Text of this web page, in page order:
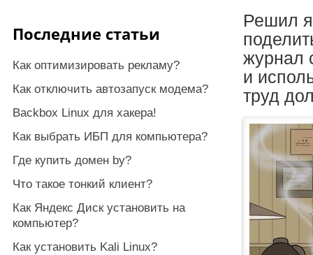
Решил я
журнал
и
труд
Последние статьи
Как оптимизировать рекламу?
Как отключить автозапуск модема?
Backbox Linux для хакера!
Как выбрать ИБП для компьютера?
Где купить домен by?
Что такое тонкий клиент?
Как Яндекс Диск установить на
компьютер?
Как установить Kali Linux?